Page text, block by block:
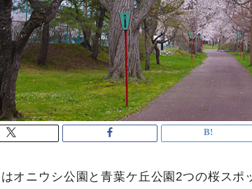
オニウシ公園と青葉ケ丘公園2つの桜スポ